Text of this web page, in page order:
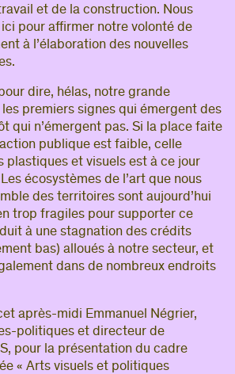
et de la construction. Nous
pour affirmer notre volonté de
à l’élaboration des nouvelles
dire, hélas, notre grande
premiers signes qui émergent des
qui n’émergent pas. Si la place faite
publique est faible, celle
plastiques et visuels est à ce jour
écosystèmes de l’art que nous
des territoires sont aujourd’hui
trop fragiles pour supporter ce
à une stagnation des crédits
bas) alloués à notre secteur, et
dans de nombreux endroits
après-midi Emmanuel Négrier,
politiques et directeur de
pour la présentation du cadre
« Arts visuels et politiques